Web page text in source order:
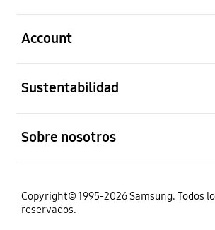
Account
Sustentabilidad
Sobre nosotros
Copyright© 1995-2026 Samsung. Todos
reservados.